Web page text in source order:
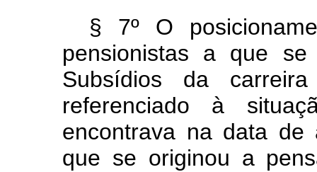
§ 7º O
pensionistas a que
Subsídios da
referenciado à
encontrava na data de
que se originou a